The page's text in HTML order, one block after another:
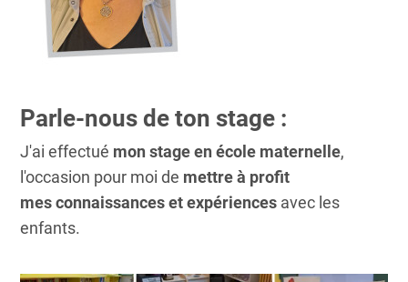
Parle-nous de ton stage :
J'ai effectué mon stage en école maternelle,
l'occasion pour moi de mettre à profit
mesconnaissances et expériences avec les
enfants.